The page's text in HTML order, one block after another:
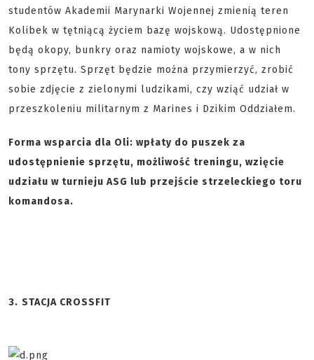
studentów Akademii Marynarki Wojennej zmienią teren
Kolibek w tętniącą życiem bazę wojskową. Udostępnione
będą okopy, bunkry oraz namioty wojskowe, a w nich
tony sprzętu. Sprzęt będzie można przymierzyć, zrobić
sobie zdjęcie z zielonymi ludzikami, czy wziąć udział w
przeszkoleniu militarnym z Marines i Dzikim Oddziałem.
Forma wsparcia dla Oli: wpłaty do puszek za
udostępnienie sprzętu, możliwość treningu, wzięcie
udziału w turnieju ASG lub przejście strzeleckiego toru
komandosa.
3. STACJA CROSSFIT